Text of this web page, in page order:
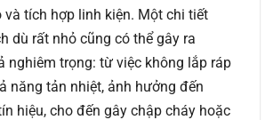
và tích hợp linh kiện. Một chi tiết
dù rất nhỏ cũng có thể gây ra
nghiêm trọng: từ việc không lắp ráp
năng tản nhiệt, ảnh hưởng đến
hiệu, cho đến gây chập cháy hoặc